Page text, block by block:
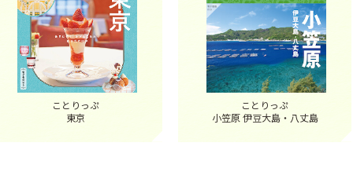
ことりっぷ
東京
ことりっぷ
小笠原 伊豆大島・八丈島